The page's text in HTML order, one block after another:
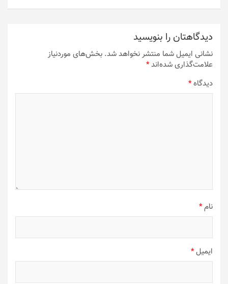
دیدگاهتان را بنویسید
نشانی ایمیل شما منتشر نخواهد شد. بخش‌های موردنیاز
علامت‌گذاری شده‌اند*
دیدگاه*
نام*
ایمیل*